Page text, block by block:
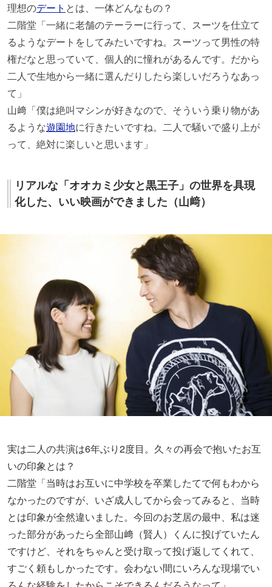
理想のデート とは、一体どんなもの？
二階堂「一緒に老舗のテーラーに行って、スーツを仕立て
るようなデートをしてみたいですね。スーツって男性の特
権だなと思っていて、個人的に憧れがあるんです。だから
二人で生地から一緒に選んだりしたら楽しいだろうなあっ
て」
山﨑「僕は絶叫マシンが好きなので、そういう乗り物があ
るような遊園地に行きたいですね。二人で騒いで盛り上が
って、絶対に楽しいと思います」
リアルな「オオカミ少女と黒王子」の世界を具現
化した、いい映画ができました（山﨑）
実は二人の共演は6年ぶり2度目。久々の再会で抱いたお互
いの印象とは？
二階堂「当時はお互いに中学校を卒業したてで何もわから
なかったのですが、いざ成人してから会ってみると、当時
とは印象が全然違いました。今回のお芝居の最中、私は迷
った部分があったら全部山﨑（賢人）くんに投げていたん
ですけど、それをちゃんと受け取って投げ返してくれて、
すごく頼もしかったです。会わない間にいろんな現場でい